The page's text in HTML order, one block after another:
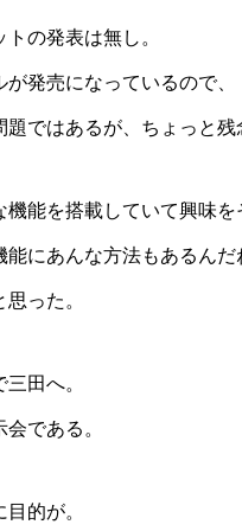
の発表は無し。
発売になっているので、
ではあるが、ちょっと残
能を搭載していて興味を
にあんな方法もあるんだ
った。
田へ。
である。
的が。